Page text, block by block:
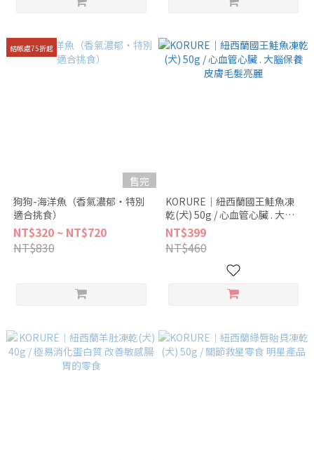
結帳處75折起
售完
狗狗-海洋魚（香氣濃郁・特別
適合挑食）
NT$320 ~ NT$720
NT$830
KORURE｜紐西蘭國王鮭魚凍
乾(犬) 50g / 心血管心臟 . 大腦
保養 皮膚毛髮亮麗
NT$399
NT$460